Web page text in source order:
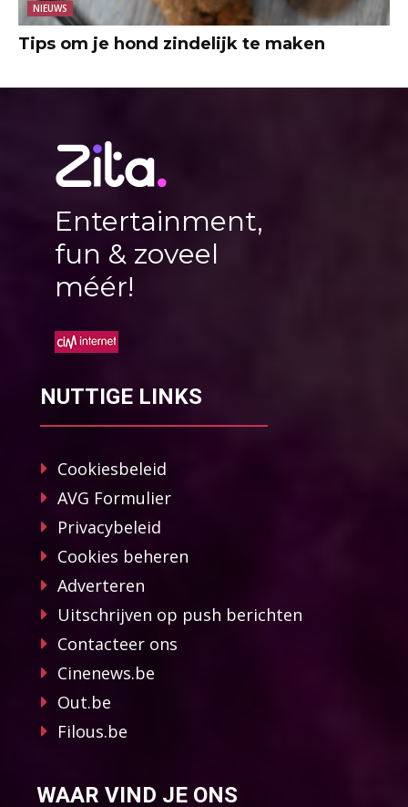
NIEUWS
Tips om je hond zindelijk te maken
Entertainment,
fun & zoveel
méér!
NUTTIGE LINKS
Cookiesbeleid
AVG Formulier
Privacybeleid
Cookies beheren
Adverteren
Uitschrijven op push berichten
Contacteer ons
Cinenews.be
Out.be
Filous.be
WAAR VIND JE ONS